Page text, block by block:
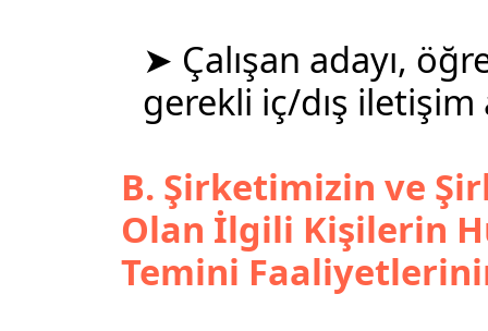
➤ Çalışan adayı,
gerekli iç/dış
B. Şirketimizin ve
Olan İlgili Kişilerin
Temini